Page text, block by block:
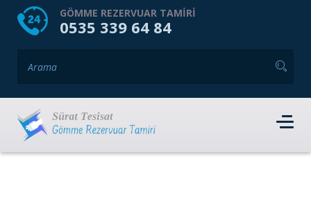
HOME HAKKIMIZDA
GÖMME REZERVUAR TAMIRI
0535 339 64 84